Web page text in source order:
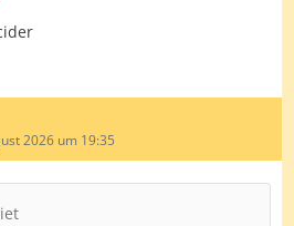
2026 um 19:35